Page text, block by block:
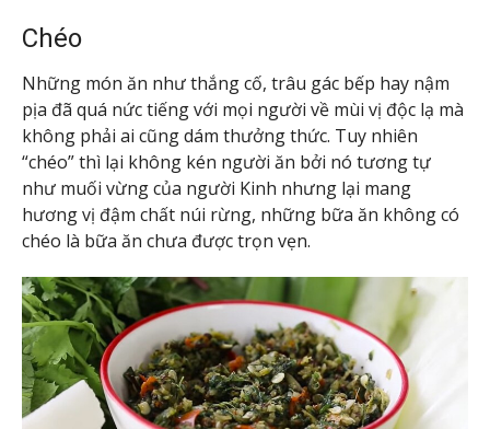
Chéo
Những món ăn như thắng cố, trâu gác bếp hay nậm
pịa đã quá nức tiếng với mọi người về mùi vị độc lạ mà
không phải ai cũng dám thưởng thức. Tuy nhiên
“chéo” thì lại không kén người ăn bởi nó tương tự
như muối vừng của người Kinh nhưng lại mang
hương vị đậm chất núi rừng, những bữa ăn không có
chéo là bữa ăn chưa được trọn vẹn.